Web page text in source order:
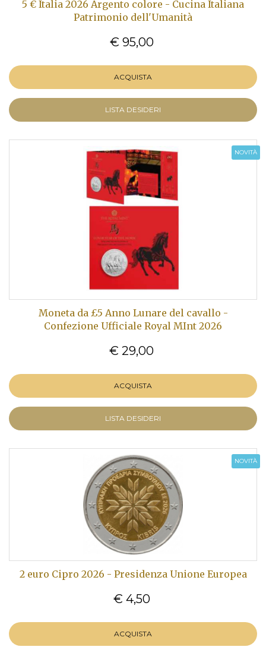
5 € Italia 2026 Argento colore - Cucina Italiana
Patrimonio dell'Umanità
€ 95,00
ACQUISTA
LISTA DESIDERI
NOVITÀ
Moneta da £5 Anno Lunare del cavallo -
Confezione Ufficiale Royal MInt 2026
€ 29,00
ACQUISTA
LISTA DESIDERI
NOVITÀ
2 euro Cipro 2026 - Presidenza Unione Europea
€ 4,50
ACQUISTA